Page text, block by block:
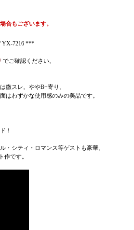
合もございます。
YX-7216 ***
でご確認ください。
微スレ。ややB+寄り。
はわずかな使用感のみの美品です。
！
・シティ・ロマンス等ゲストも豪華。
作です。